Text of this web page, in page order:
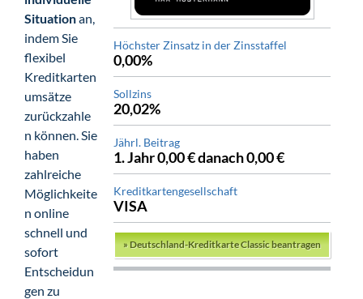
Höchster Zinsatz in der Zinsstaffel
0,00%
Sollzins
20,02%
Jährl. Beitrag
1. Jahr 0,00 € danach 0,00 €
Kreditkartengesellschaft
VISA
»Deutschland-Kreditkarte Classic beantragen
Situationan,
indem Sie
flexibel
Kreditkarten
umsätze
zurückzahle
n können. Sie
haben
zahlreiche
Möglichkeite
n online
schnell und
sofort
Entscheidun
gen zu